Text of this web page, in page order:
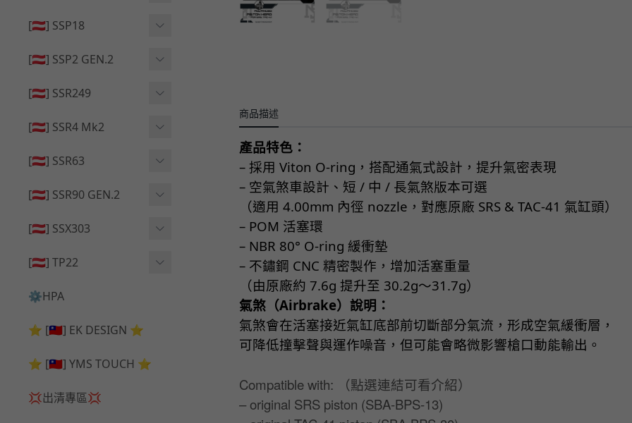
🆙 升級 ⧸ 部件
[🇦🇹] SSP18
👁️‍🗨️ 外觀 ⧸ 色彩
[🇦🇹] SSP2 GEN.2
🔄 原廠 ⧸ 零件
[🇦🇹] SSR249
🟦 主體 ⧸ 彈匣
[🇦🇹] SSR4 Mk2
🟦 主體 ⧸ 彈匣
[🇦🇹] SSR63
🆙 升級 ⧸ 部件
[🇦🇹] SSR90 GEN.2
🆙 升級 ⧸ 部件
[🇦🇹] SSX303
🔄 原廠 ⧸ 零件
🆙 升級 ⧸ 部件
[🇦🇹] TP22
🔄 原廠 ⧸ 零件
🆙 升級 ⧸ 部件
⚙️HPA
⭐ [🇹🇼] EK DESIGN ⭐
⭐ [🇹🇼] YMS TOUCH ⭐
💢出清專區💢
商品描述
產品特色：
– 採用 Viton O-ring，搭配通氣式設計，提升氣密表現
– 空氣煞車設計、短 / 中 / 長氣煞版本可選
（適用 4.00mm 內徑 nozzle，對應原廠 SRS & TAC-41 氣缸頭）
– POM 活塞環
– NBR 80° O-ring 緩衝墊
– 不鏽鋼 CNC 精密製作，增加活塞重量
（由原廠約 7.6g 提升至 30.2g～31.7g）
氣煞（Airbrake）說明：
氣煞會在活塞接近氣缸底部前切斷部分氣流，形成空氣緩衝層，
可降低撞擊聲與運作噪音，但可能會略微影響槍口動能輸出。
Compatible with: （點選連結可看介紹）
– original SRS piston (SBA-BPS-13)